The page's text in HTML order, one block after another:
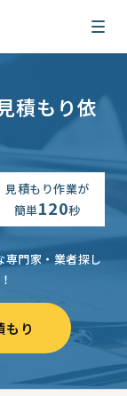
積もり依
見積もり作業が
簡単120秒
専門家・業者探し
もり